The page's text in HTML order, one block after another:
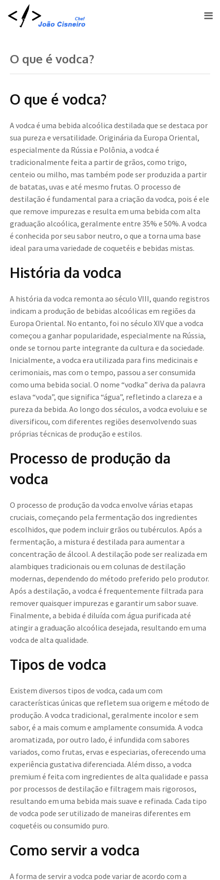
O que é vodca?
O que é vodca?
A vodca é uma bebida alcoólica destilada que se destaca por
sua pureza e versatilidade. Originária da Europa Oriental,
especialmente da Rússia e Polônia, a vodca é
tradicionalmente feita a partir de grãos, como trigo,
centeio ou milho, mas também pode ser produzida a partir
de batatas, uvas e até mesmo frutas. O processo de
destilação é fundamental para a criação da vodca, pois é ele
que remove impurezas e resulta em uma bebida com alta
graduação alcoólica, geralmente entre 35% e 50%. A vodca
é conhecida por seu sabor neutro, o que a torna uma base
ideal para uma variedade de coquetéis e bebidas mistas.
História da vodca
A história da vodca remonta ao século VIII, quando registros
indicam a produção de bebidas alcoólicas em regiões da
Europa Oriental. No entanto, foi no século XIV que a vodca
começou a ganhar popularidade, especialmente na Rússia,
onde se tornou parte integrante da cultura e da sociedade.
Inicialmente, a vodca era utilizada para fins medicinais e
cerimoniais, mas com o tempo, passou a ser consumida
como uma bebida social. O nome “vodka” deriva da palavra
eslava “voda”, que significa “água”, refletindo a clareza e a
pureza da bebida. Ao longo dos séculos, a vodca evoluiu e se
diversificou, com diferentes regiões desenvolvendo suas
próprias técnicas de produção e estilos.
Processo de produção da
vodca
O processo de produção da vodca envolve várias etapas
cruciais, começando pela fermentação dos ingredientes
escolhidos, que podem incluir grãos ou tubérculos. Após a
fermentação, a mistura é destilada para aumentar a
concentração de álcool. A destilação pode ser realizada em
alambiques tradicionais ou em colunas de destilação
modernas, dependendo do método preferido pelo produtor.
Após a destilação, a vodca é frequentemente filtrada para
remover quaisquer impurezas e garantir um sabor suave.
Finalmente, a bebida é diluída com água purificada até
atingir a graduação alcoólica desejada, resultando em uma
vodca de alta qualidade.
Tipos de vodca
Existem diversos tipos de vodca, cada um com
características únicas que refletem sua origem e método de
produção. A vodca tradicional, geralmente incolor e sem
sabor, é a mais comum e amplamente consumida. A vodca
aromatizada, por outro lado, é infundida com sabores
variados, como frutas, ervas e especiarias, oferecendo uma
experiência gustativa diferenciada. Além disso, a vodca
premium é feita com ingredientes de alta qualidade e passa
por processos de destilação e filtragem mais rigorosos,
resultando em uma bebida mais suave e refinada. Cada tipo
de vodca pode ser utilizado de maneiras diferentes em
coquetéis ou consumido puro.
Como servir a vodca
A forma de servir a vodca pode variar de acordo com a